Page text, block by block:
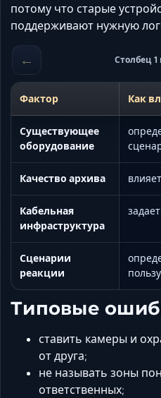
потому что старые
поддерживают нужную
← Столбец 1
Фактор Как
Существующее
оборудование
Качество архива
Кабельная
инфраструктура
Сценарии
реакции
пользу
Типовые
ставить камеры и
от друга;
не называть зоны
ответственных;